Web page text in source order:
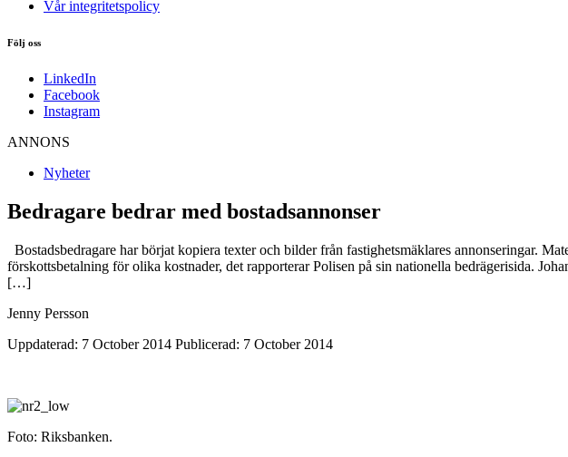
Vår integritetspolicy
Följ oss
LinkedIn
Facebook
Instagram
ANNONS
Nyheter
Bedragare bedrar med bostadsannonser
Bostadsbedragare har börjat kopiera texter och bilder från fastighetsmäklares annonseringar.
förskottsbetalning för olika kostnader, det rapporterar Polisen på sin nationella bedrägerisida.
[…]
Jenny Persson
Uppdaterad: 7 October 2014 Publicerad: 7 October 2014
Foto: Riksbanken.